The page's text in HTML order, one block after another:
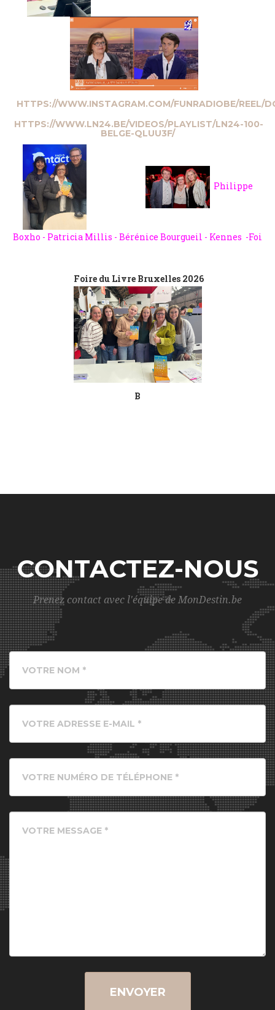
HTTPS://WWW.INSTAGRAM.COM/FUNRADIOBE/REEL/
HTTPS://WWW.LN24.BE/VIDEOS/PLAYLIST/LN24-100-
BELGE-QLUU3F/
Philippe
Boxho - Patricia Millis - Bérénice Bourgueil - Kennes -Foi
Foire du Livre Bruxelles 2026
B
CONTACTEZ-NOUS
Prenez contact avec l'équipe de MonDestin.be
ENVOYER